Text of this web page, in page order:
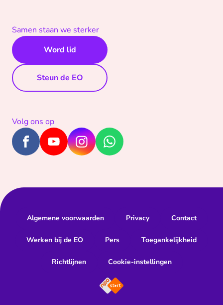
Samen staan we sterker
Word lid
Steun de EO
Volg ons op
Algemene voorwaarden Privacy Contact
Werken bij de EO Pers Toegankelijkheid
Richtlijnen Cookie-instellingen